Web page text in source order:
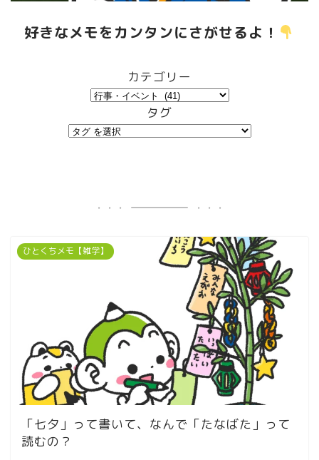
好きなメモをカンタンにさがせるよ！
カテゴリー
タグ
ひとくちメモ【雑学】
「七夕」って書いて、なんで「たなばた」って
読むの？